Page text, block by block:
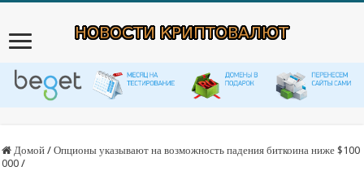
Домой / Опционы указывают на возможность падения биткоина ниже $100
000 /